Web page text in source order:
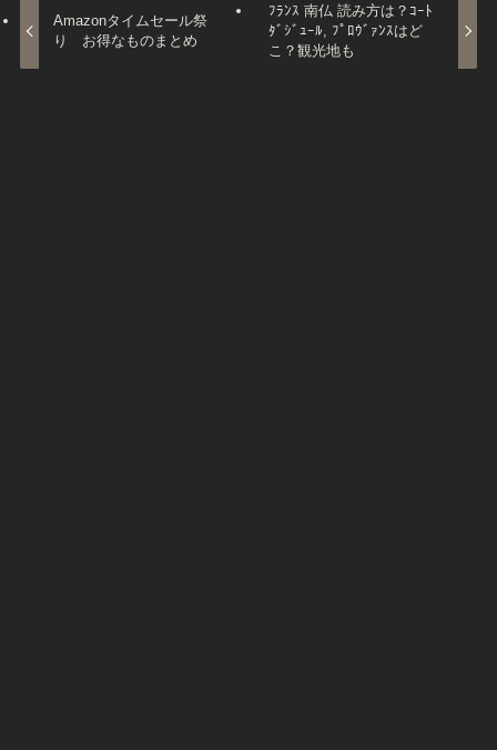
Amazonタイムセール祭
り お得なものまとめ
ﾌﾗﾝｽ 南仏 読み方は？ｺｰﾄ
ﾀﾞｼﾞｭｰﾙ, ﾌﾟﾛｳﾞｧﾝｽはど
こ？観光地も